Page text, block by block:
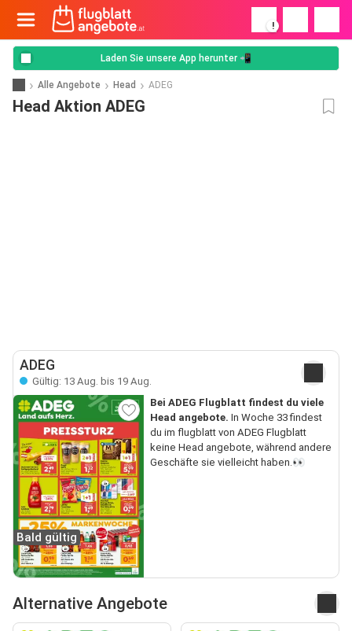
!
Laden Sie unsere App herunter 📲
Alle Angebote Head ADEG
Head Aktion ADEG
ADEG
Gültig: 13 Aug. bis 19 Aug.
Bald gültig
Bei ADEG Flugblatt findest du viele
Head angebote. In Woche 33 findest
du im flugblatt von ADEG Flugblatt
keine Head angebote, während andere
Geschäfte sie vielleicht haben.👀
Alternative Angebote